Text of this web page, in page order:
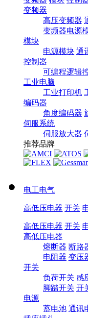
变频器
高压变频器
变频器电源
模块
电源模块 通
控制器
可编程逻辑
工业电脑
工业打印机
编码器
角度编码器
伺服系统
伺服放大器
推荐品牌
电工电气
高低压电器 开关
高低压电器 开关
高低压电器
熔断器 断路
电阻器 变压
开关
负荷开关 感
脚踏开关 开
电源
蓄电池 通讯